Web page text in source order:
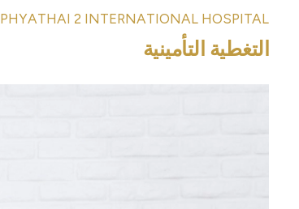
PHYATHAI 2 INTERNATIONAL HOSPITAL
التغطية التأمينية